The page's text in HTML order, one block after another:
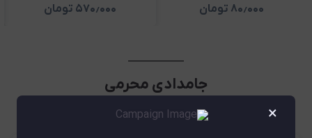
۸۰٫۰۰۰ تومان
۵۷۰٫۰۰۰ تومان
جامدادی محرمی
×